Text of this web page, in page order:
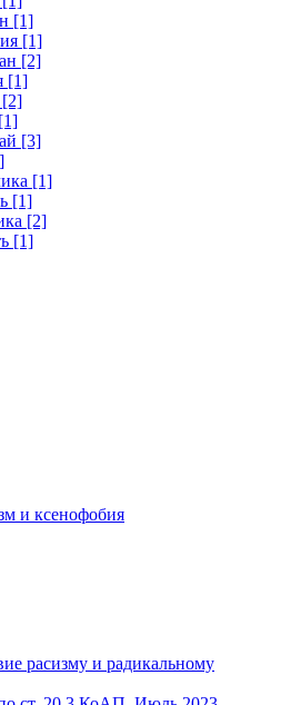
[1]
[1]
[2]
[1]
[2]
[3]
[1]
[1]
[2]
[1]
и ксенофобия
расизму и радикальному